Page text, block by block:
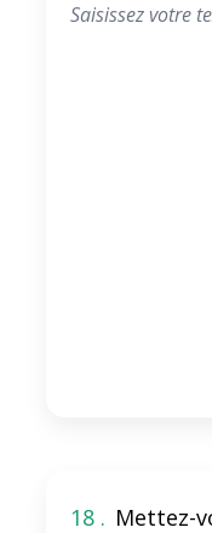
18 . Mettez-